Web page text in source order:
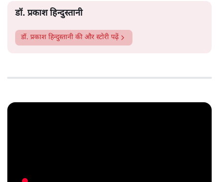
डॉ. प्रकाश हिन्दुस्तानी
डॉ. प्रकाश हिन्दुस्तानी की और स्टोरी पढ़ें